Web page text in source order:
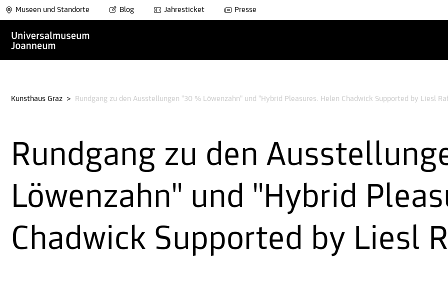
Museen und Standorte Blog Jahresticket Presse
Kunsthaus Graz > Rundgang zu den Ausstellungen "30 % Löwenzahn" und "Hybrid Pleasures. Helen Chadwick Supported by Liesl
Rundgang zu den
Löwenzahn" und "Hybrid
Chadwick Supported by Liesl